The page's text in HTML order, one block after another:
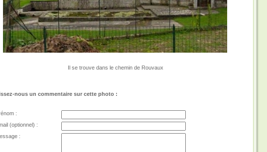
Il se trouve dans le chemin de Rouvaux
nous un commentaire sur cette photo :
:
(optionnel) :
: